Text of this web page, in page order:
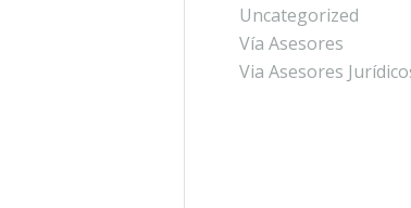
Uncategorized
Vía Asesores
Via Asesores